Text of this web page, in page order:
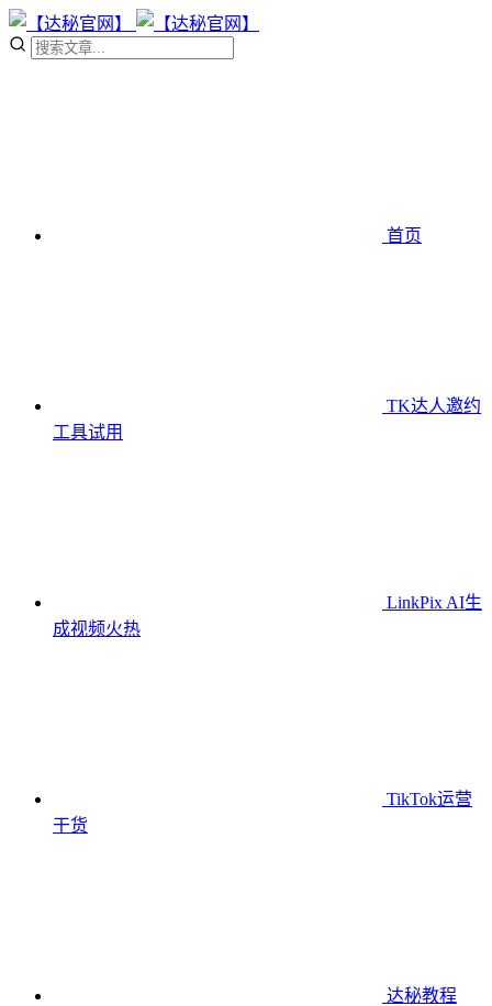
首页
TK达人邀约
工具试用
LinkPix AI生
成视频火热
TikTok运营
干货
达秘教程